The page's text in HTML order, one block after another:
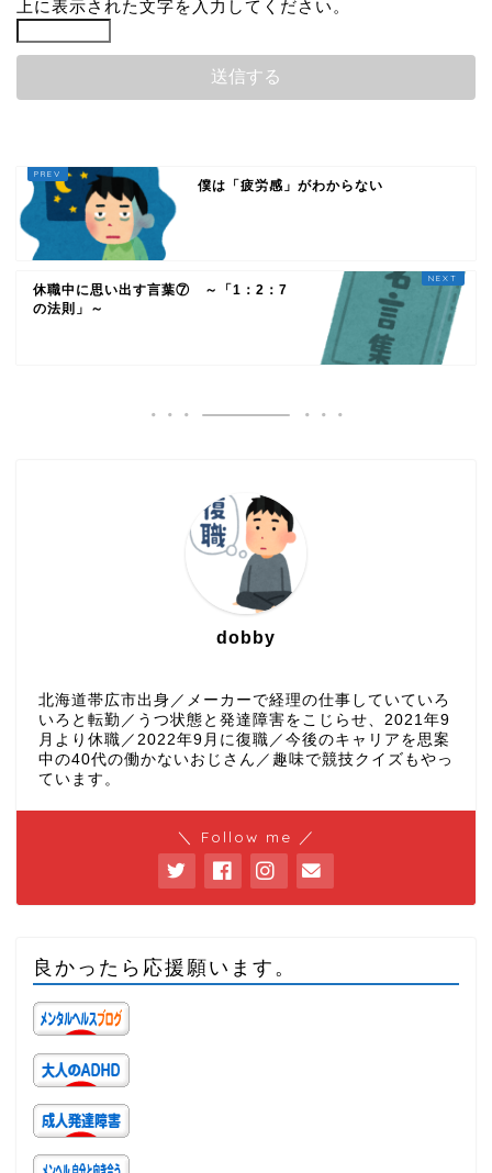
上に表示された文字を入力してください。
僕は「疲労感」がわからない
休職中に思い出す言葉⑦ ～「1：2：7
の法則」～
dobby
北海道帯広市出身／メーカーで経理の仕事していていろ
いろと転勤／うつ状態と発達障害をこじらせ、2021年9
月より休職／2022年9月に復職／今後のキャリアを思案
中の40代の働かないおじさん／趣味で競技クイズもやっ
ています。
＼ Follow me ／
良かったら応援願います。